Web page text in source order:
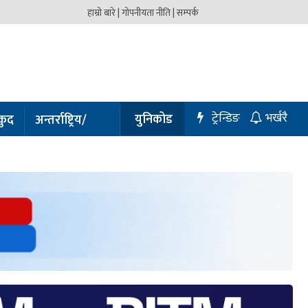
हाम्रो बारे |गोपनीयता नीति |सम्पर्क
अन्तर्राष्ट्रिय/
प्रबास
युनिकोड भर्खरै
ट्रेन्डिङ